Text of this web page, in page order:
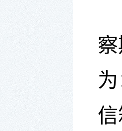
为